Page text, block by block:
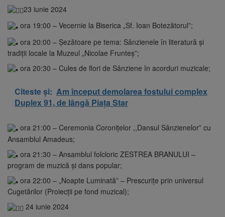
23 iunie 2024
ora 19:00 – Vecernie la Biserica „Sf. Ioan Botezătorul”;
ora 20:00 – Șezătoare pe tema: Sânzienele în literatură și
tradiții locale la Muzeul „Nicolae Frunteş”;
ora 20:30 – Cules de flori de Sânziene în acorduri muzicale;
Citeste și: Am început demolarea fostului complex
Duplex 91, de lângă Piața Star
ora 21:00 – Ceremonia Coronițelor ,,Dansul Sânzienelor” cu
Ansamblul Amadeus;
ora 21:30 – Ansamblul folcloric ZESTREA BRANULUI –
program de muzică și dans popular;
ora 22:00 – „Noapte Luminată” – Prescurițe prin universul
Cugetărilor (Proiecții pe fond muzical);
24 iunie 2024